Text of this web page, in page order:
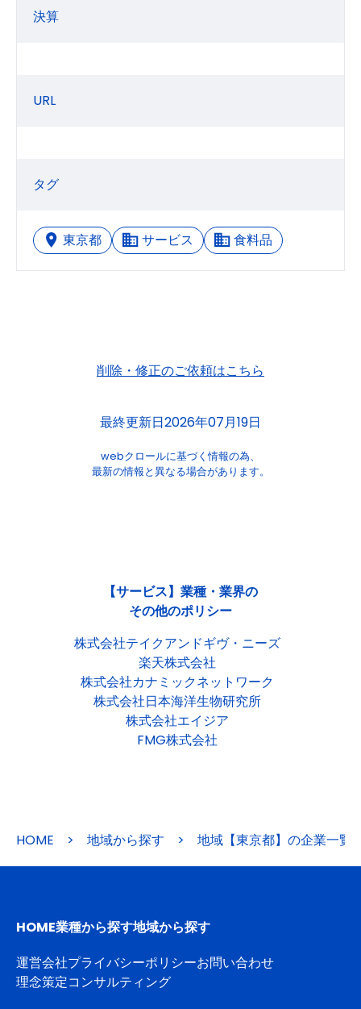
決算
URL
タグ
東京都 サービス 食料品
削除・修正のご依頼はこちら
最終更新日2026年07月19日
webクロールに基づく情報の為、
最新の情報と異なる場合があります。
【サービス】業種・業界の
その他のポリシー
株式会社テイクアンドギヴ・ニーズ
楽天株式会社
株式会社カナミックネットワーク
株式会社日本海洋生物研究所
株式会社エイジア
FMG株式会社
HOME > 地域から探す > 地域【東京都】の企業一覧
HOME業種から探す地域から探す
運営会社プライバシーポリシーお問い合わせ
理念策定コンサルティング